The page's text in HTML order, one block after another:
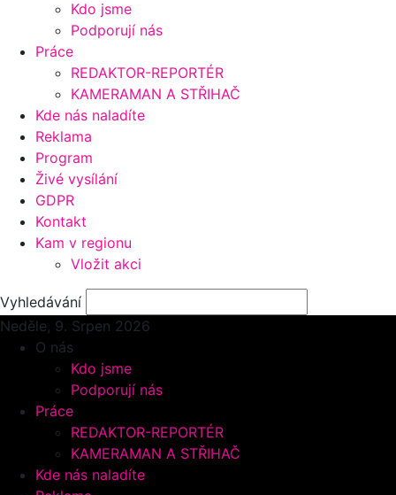
Kdo jsme
Podporují nás
Práce
REDAKTOR-REPORTÉR
KAMERAMAN A STŘIHAČ
Kde nás naladíte
Reklama
Program
Živé vysílání
GDPR
Kontakt
Kam v regionu
Vložit akci
Vyhledávání
Neděle, 9. Srpen 2026
O nás
Kdo jsme
Podporují nás
Práce
REDAKTOR-REPORTÉR
KAMERAMAN A STŘIHAČ
Kde nás naladíte